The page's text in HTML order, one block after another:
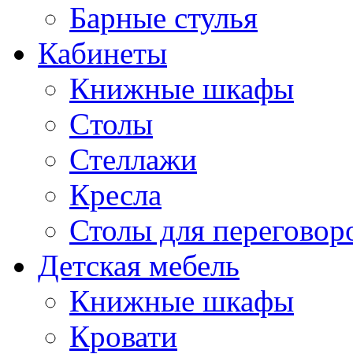
Барные стулья
Кабинеты
Книжные шкафы
Cтолы
Стеллажи
Кресла
Столы для
Детская мебель
Книжные шкафы
Кровати